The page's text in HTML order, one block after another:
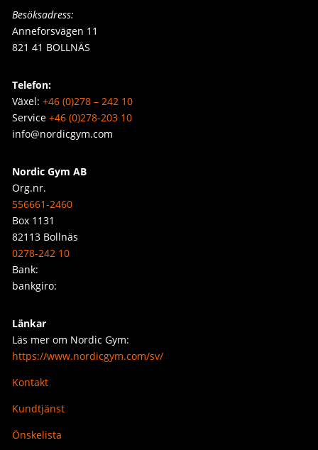
Besöksadress:
Anneforsvägen 11
821 41 BOLLNÄS
Telefon:
Växel: +46 (0)278 – 242 10
Service +46 (0)278-203 10
info@nordicgym.com
Nordic Gym AB
Org.nr.
556661-2460
Box 1131
82113 Bollnäs
0278-242 10
Bank:
bankgiro:
Länkar
Läs mer om Nordic Gym:
https://www.nordicgym.com/sv/
Kontakt
Kundtjänst
Önskelista